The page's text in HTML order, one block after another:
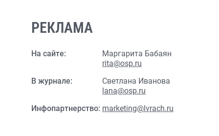
РЕКЛАМА
На сайте:
Маргарита Бабаян
rita@osp.ru
В журнале:
Светлана Иванова
lana@osp.ru
Инфопартнерство: marketing@lvrach.ru